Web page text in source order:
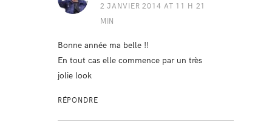
2 JANVIER 2014 AT 11 H 21
MIN
Bonne année ma belle !!
En tout cas elle commence par un très
jolie look
RÉPONDRE